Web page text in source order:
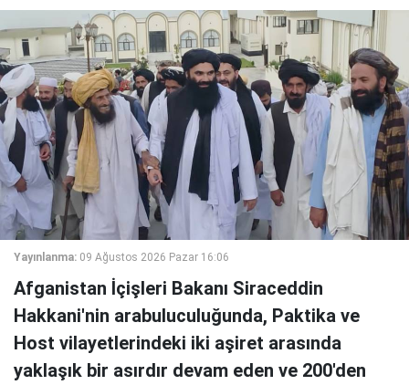
Yayınlanma: 09 Ağustos 2026 Pazar 16:06
Afganistan İçişleri Bakanı Siraceddin
Hakkani'nin arabuluculuğunda, Paktika ve
Host vilayetlerindeki iki aşiret arasında
yaklaşık bir asırdır devam eden ve 200'den